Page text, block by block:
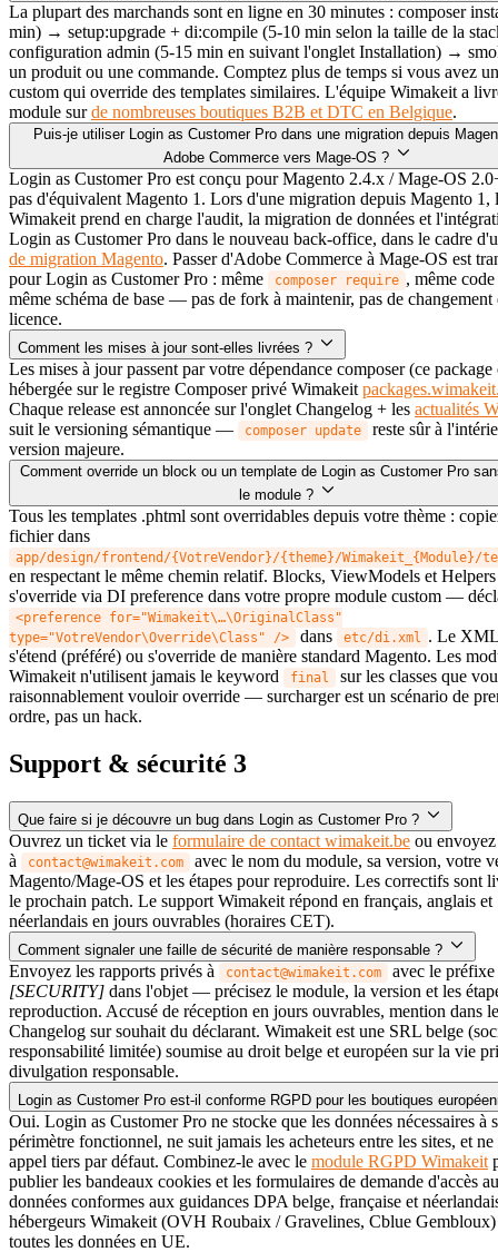
La plupart des marchands sont en ligne en 30 minutes : composer
min) → setup:upgrade + di:compile (5-10 min selon la taille de la
configuration admin (5-15 min en suivant l'onglet Installation) →
un produit ou une commande. Comptez plus de temps si vous avez
custom qui override des templates similaires. L'équipe Wimakeit a
module surde nombreuses boutiques B2B et DTC en Belgique.
Puis-je utiliser Login as Customer Pro dans une migration depuis
Adobe Commerce vers Mage-OS ?
Login as Customer Pro est conçu pour Magento 2.4.x / Mage-OS
pas d'équivalent Magento 1. Lors d'une migration depuis Magento 1,
Wimakeit prend en charge l'audit, la migration de données et
Login as Customer Pro dans le nouveau back-office, dans le cadre
de migration Magento. Passer d'Adobe Commerce à Mage-OS est
pour Login as Customer Pro : même
composer require , même
même schéma de base — pas de fork à maintenir, pas de changement
licence.
Comment les mises à jour sont-elles livrées ?
Les mises à jour passent par votre dépendance composer (ce package
hébergée sur le registre Composer privé Wimakeit
Chaque release est annoncée sur l'onglet Changelog + les actualités
suit le versioning sémantique —
composer update
reste sûr à
version majeure.
Comment override un block ou un template de Login as Customer Pro
le module ?
Tous les templates .phtml sont overridables depuis votre thème :
fichier dans
app/design/frontend/{VotreVendor}/{theme}/Wimakeit_{Module}/
en respectant le même chemin relatif. Blocks, ViewModels et Helpers
s'override via DI preference dans votre propre module custom —
<preference for="Wimakeit\…\OriginalClass"
type="VotreVendor\Override\Class" />
dans etc/di.xml . Le
s'étend (préféré) ou s'override de manière standard Magento. Les
Wimakeit n'utilisent jamais le keyword
final
sur les classes que
raisonnablement vouloir override — surcharger est un scénario de
ordre, pas un hack.
Support & sécurité 3
Que faire si je découvre un bug dans Login as Customer Pro ?
Ouvrez un ticket via le formulaire de contact wimakeit.be ou
à
contact@wimakeit.com
avec le nom du module, sa version, votre
Magento/Mage-OS et les étapes pour reproduire. Les correctifs sont
le prochain patch. Le support Wimakeit répond en français, anglais et
néerlandais en jours ouvrables (horaires CET).
Comment signaler une faille de sécurité de manière responsable ?
Envoyez les rapports privés à contact@wimakeit.com
avec le préfixe
[SECURITY] dans l'objet — précisez le module, la version et les
reproduction. Accusé de réception en jours ouvrables, mention dans le
Changelog sur souhait du déclarant. Wimakeit est une SRL belge
responsabilité limitée) soumise au droit belge et européen sur la vie
divulgation responsable.
Login as Customer Pro est-il conforme RGPD pour les boutiques
Oui. Login as Customer Pro ne stocke que les données nécessaires à
périmètre fonctionnel, ne suit jamais les acheteurs entre les sites, et
appel tiers par défaut. Combinez-le avec le module RGPD Wimakeit
publier les bandeaux cookies et les formulaires de demande d'accès
données conformes aux guidances DPA belge, française et
hébergeurs Wimakeit (OVH Roubaix / Gravelines, Cblue Gembloux)
toutes les données en UE.